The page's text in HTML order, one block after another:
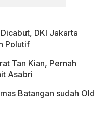
DKI Jakarta
Polutif
Tan Kian, Pernah
Asabri
Batangan sudah Old